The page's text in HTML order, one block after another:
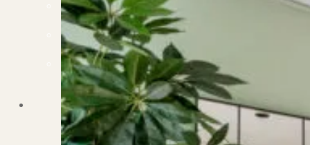
Beoordelingen
Dit zeggen klanten over ons
Partners
Maak gebruik van ons netwerk
Verenigingen
PUUR* is aangesloten bij...